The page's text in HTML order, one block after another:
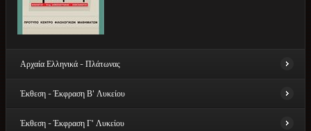
Αρχαία Ελληνικά - Πλάτωνας
ΑρχαίαΕλληνικά - Πλάτωνας
έργων του Πλάτωνα: «Πρωταγόρας» και
Έκθεση - Έκφραση Β' Λυκείου
Έκθεση - Έκφραση Β' Λυκείου
Έκθεση - Έκφραση Γ' Λυκείου